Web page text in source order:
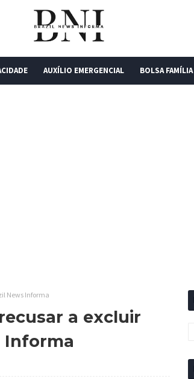
AUXÍLIO EMERGENCIAL BOLSA FAMÍLIA
News Informa
a excluir
Informa